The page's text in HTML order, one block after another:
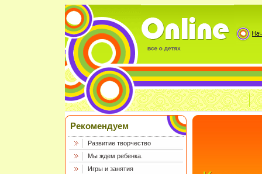
Рекомендуем
Развитие творчество
Мы ждем ребенка.
Игры и занятия